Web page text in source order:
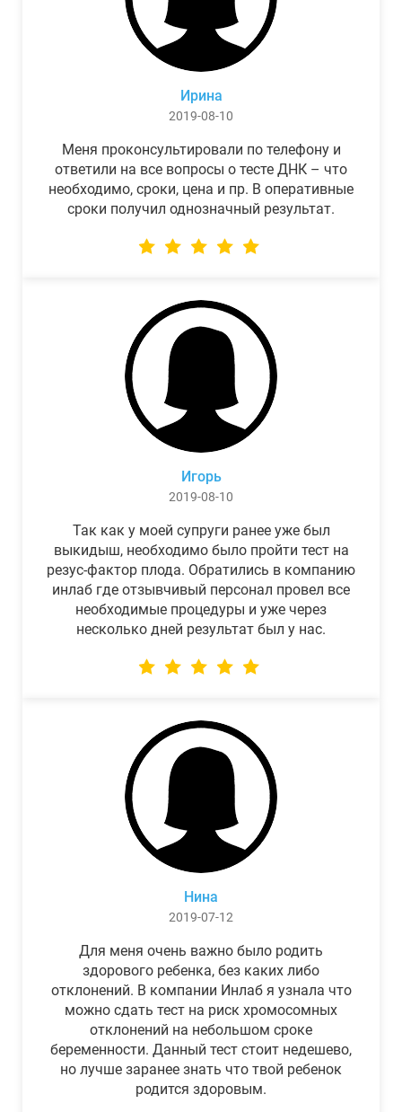
Ирина
2019-08-10
Меня проконсультировали по телефону и
ответили на все вопросы о тесте ДНК – что
необходимо, сроки, цена и пр. В оперативные
сроки получил однозначный результат.
Игорь
2019-08-10
Так как у моей супруги ранее уже был
выкидыш, необходимо было пройти тест на
резус-фактор плода. Обратились в компанию
инлаб где отзывчивый персонал провел все
необходимые процедуры и уже через
несколько дней результат был у нас.
Нина
2019-07-12
Для меня очень важно было родить
здорового ребенка, без каких либо
отклонений. В компании Инлаб я узнала что
можно сдать тест на риск хромосомных
отклонений на небольшом сроке
беременности. Данный тест стоит недешево,
но лучше заранее знать что твой ребенок
родится здоровым.